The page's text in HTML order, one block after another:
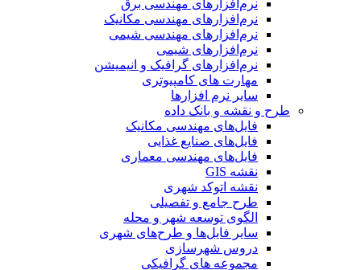
نرم‌افزارهای مهندسی برق
نرم‌افزارهای مهندسی مکانیک
نرم‌افزارهای مهندسی شیمی
نرم‌افزارهای شیمی
نرم‌افزارهای گرافیک و انیمیشن
مهارت های کامپیوتری
سایر نرم افزارها
طرح و نقشه و بانک داده
فایل‌های مهندسی مکانیک
فایل‌های صنایع غذایی
فایل‌های مهندسی معماری
نقشه GIS
نقشه اتوکد شهری
طرح جامع و تفصیلی
الگوی توسعه شهر و محله
سایر فایل‌ها و طرح‌های شهری
دروس شهرسازی
مجموعه های گرافیکی